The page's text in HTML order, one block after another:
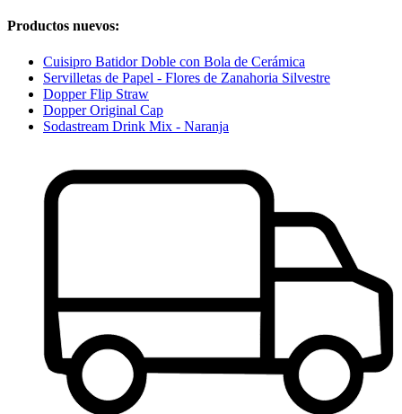
Productos nuevos:
Cuisipro Batidor Doble con Bola de Cerámica
Servilletas de Papel - Flores de Zanahoria Silvestre
Dopper Flip Straw
Dopper Original Cap
Sodastream Drink Mix - Naranja